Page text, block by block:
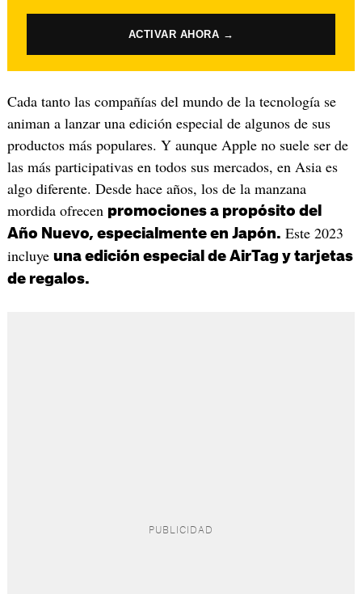
ACTIVAR AHORA →
Cada tanto las compañías del mundo de la tecnología se
animan a lanzar una edición especial de algunos de sus
productos más populares. Y aunque Apple no suele ser de
las más participativas en todos sus mercados, en Asia es
algo diferente. Desde hace años, los de la manzana
mordida ofrecen promociones a propósito del
Año Nuevo, especialmente en Japón. Este 2023
incluye una edición especial de AirTag y tarjetas
de regalos.